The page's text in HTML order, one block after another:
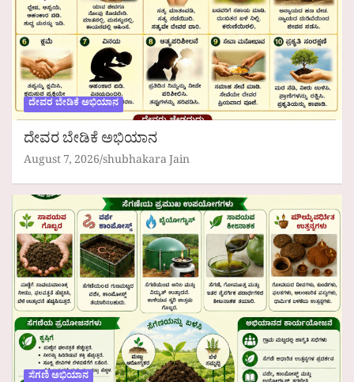
ದೇವರ ಬೇಡಿಕೆ ಅಭಿಯಾನ
ದೇವರ ಬೇಡಿಕೆ ಅಭಿಯಾನ
August 7, 2026 shubhakara Jain
ಸೆಗಣಿ ಅಭಿಯಾನ